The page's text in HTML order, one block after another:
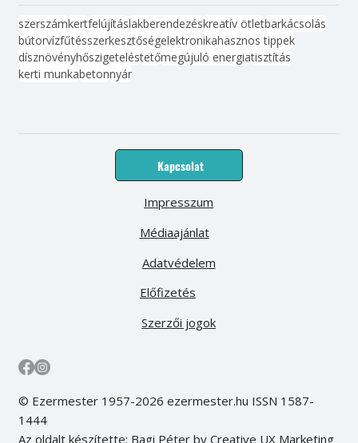
szerszámkertfelújításlakberendezéskreatív ötletbarkácsolás
bútorvízfűtésszerkesztőségelektronikahasznos tippek
dísznövényhőszigeteléstetőmegújuló energiatisztítás
kerti munkabetonnyár
Kapcsolat
Médiaajánlat
Előfizetés
Impresszum
Adatvédelem
Szerzői jogok
© Ezermester 1957-2026 ezermester.hu ISSN 1587-
1444
Az oldalt készítette: Bagi Péter by Creative UX Marketing